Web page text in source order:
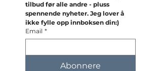
tilbud før alle andre - pluss
spennende nyheter. Jeg lover å
ikke fylle opp innboksen din:)
Email *
Abonnere